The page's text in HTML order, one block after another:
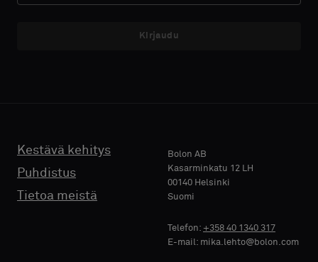
Kirjaudu
Kestävä kehitys
Puhdistus
Tietoa meistä
Bolon AB
Kasarminkatu 12 LH
00140 Helsinki
Suomi
Telefon: +358 40 1340 317
E-mail: mika.lehto@bolon.com